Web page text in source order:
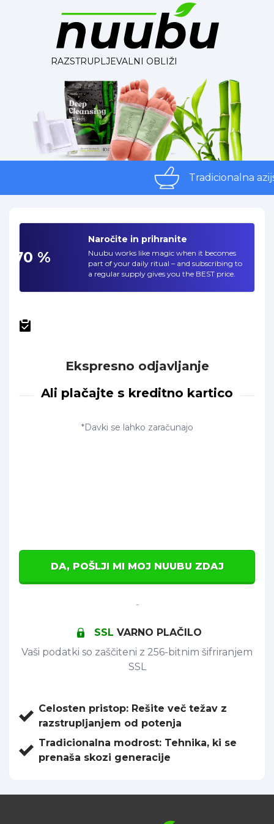
RAZSTRUPLJEVALNI OBLIŽI
Tradicionalna
-70 %
Naročite in prihranite
Nuubu works like magic when it becomes
part of your daily ritual – and subscribing to
a regular supply gives you the BEST price.
Ekspresno odjavljanje
Ali plačajte s kreditno kartico
*Davki se lahko zaračunajo
DA, POŠLJI MI MOJ NUUBU ZDAJ
-
SSL VARNO PLAČILO
Vaši podatki so zaščiteni z 256-bitnim šifriranjem
SSL
Celosten pristop: Rešite več težav z
razstrupljanjem od potenja
Tradicionalna modrost: Tehnika, ki se
prenaša skozi generacije